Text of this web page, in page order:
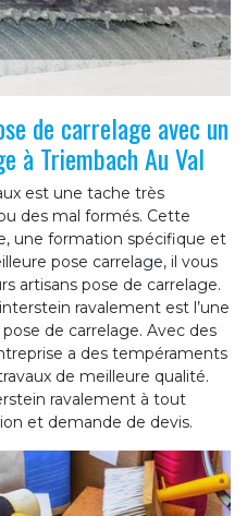
de carrelage avec un
à Triembach Au Val
est une tache très
des mal formés. Cette
une formation spécifique et
pose carrelage, il vous
artisans pose de carrelage.
ravalement est l’une
de carrelage. Avec des
a des tempéraments
de meilleure qualité.
ravalement à tout
et demande de devis.